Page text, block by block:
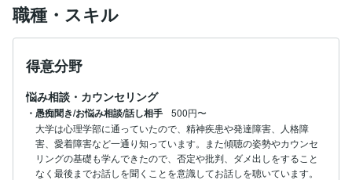
職種・スキル
得意分野
悩み相談・カウンセリング
・愚痴聞き/お悩み相談/話し相手
500円〜
大学は心理学部に通っていたので、精神疾患や発達障害、人格障
害、愛着障害など一通り知っています。また傾聴の姿勢やカウンセ
リングの基礎も学んできたので、否定や批判、ダメ出しをすること
なく最後までお話しを聞くことを意識してお話しを聴いています。